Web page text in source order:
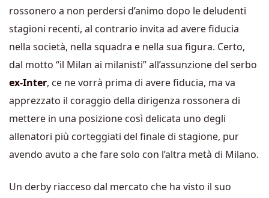
rossonero a non perdersi d’animo dopo le deludenti
stagioni recenti, al contrario invita ad avere fiducia
nella società, nella squadra e nella sua figura. Certo,
dal motto “il Milan ai milanisti” all’assunzione del serbo
ex-Inter, ce ne vorrà prima di avere fiducia, ma va
apprezzato il coraggio della dirigenza rossonera di
mettere in una posizione così delicata uno degli
allenatori più corteggiati del finale di stagione, pur
avendo avuto a che fare solo con l’altra metà di Milano.
Un derby riacceso dal mercato che ha visto il suo